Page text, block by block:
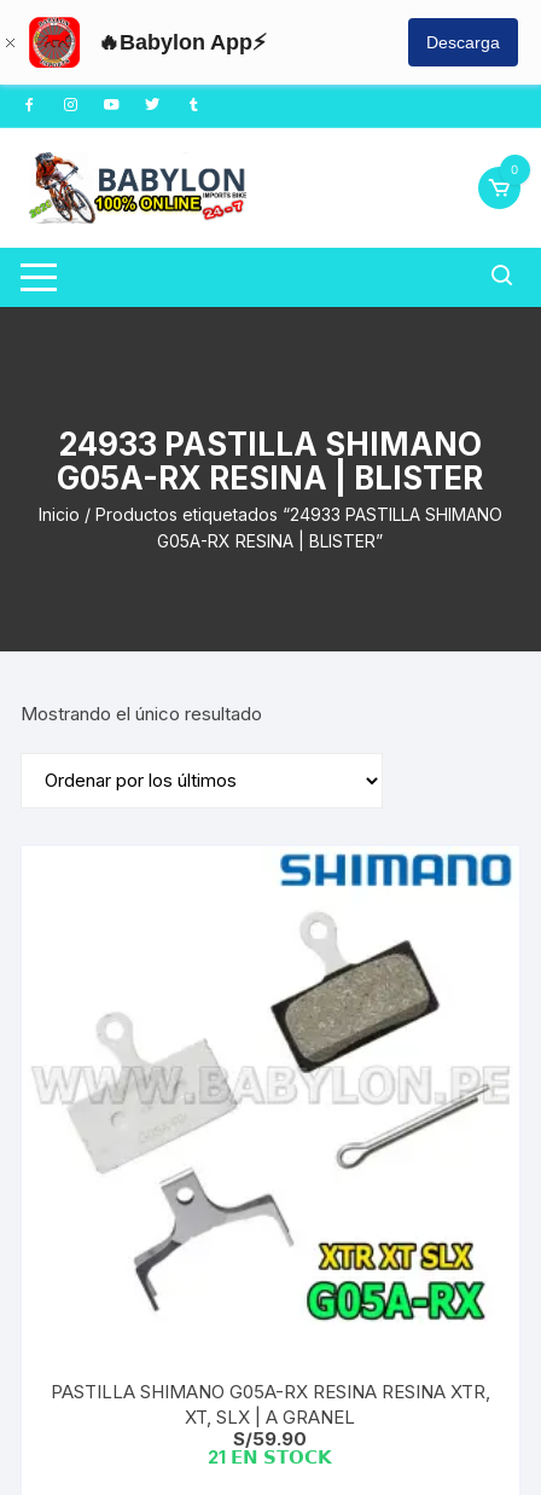
🔥Babylon App⚡ Descarga
Saltar
al
contenido
0
24933 PASTILLA SHIMANO
G05A-RX RESINA | BLISTER
Inicio / Productos etiquetados “24933 PASTILLA SHIMANO
G05A-RX RESINA | BLISTER”
Mostrando el único resultado
PASTILLA SHIMANO G05A-RX RESINA RESINA XTR,
XT, SLX | A GRANEL
S/59.90
21 𝗘𝗡 𝗦𝗧𝗢𝗖𝗞